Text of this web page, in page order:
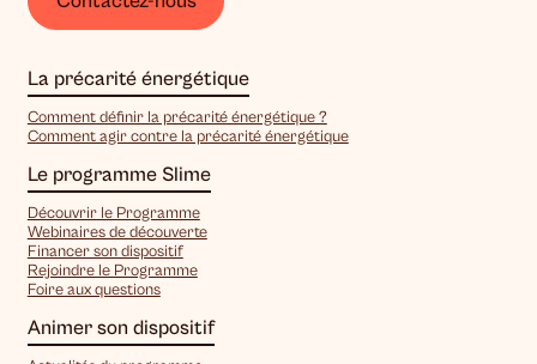
La précarité énergétique
Comment définir la précarité énergétique ?
Comment agir contre la précarité énergétique
Le programme Slime
Découvrir le Programme
Webinaires de découverte
Financer son dispositif
Rejoindre le Programme
Foire aux questions
Animer son dispositif